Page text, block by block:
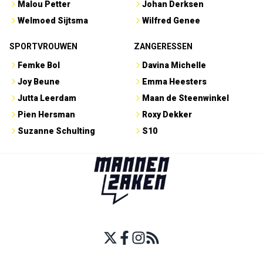
Malou Petter
Welmoed Sijtsma
Johan Derksen
Wilfred Genee
SPORTVROUWEN
Femke Bol
Joy Beune
Jutta Leerdam
Pien Hersman
Suzanne Schulting
ZANGERESSEN
Davina Michelle
Emma Heesters
Maan de Steenwinkel
Roxy Dekker
S10